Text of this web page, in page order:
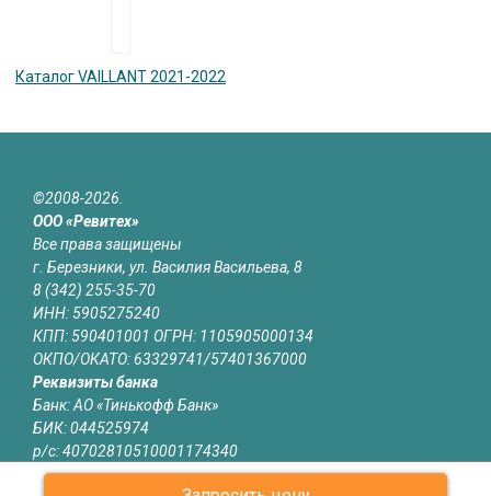
Каталог VAILLANT 2021-2022
©2008-2026.
ООО «Ревитех»
Все права защищены
г. Березники, ул. Василия Васильева, 8
8 (342) 255-35-70
ИНН: 5905275240
КПП: 590401001 ОГРН: 1105905000134
ОКПО/ОКАТО: 63329741/57401367000
Реквизиты банка
Банк: АО «Тинькофф Банк»
БИК: 044525974
р/с: 40702810510001174340
к/с: 30101810145250000974